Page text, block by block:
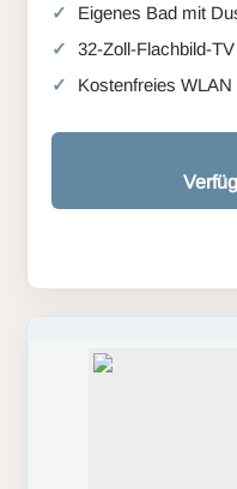
Eigenes Bad mit
32-Zoll-Flachbild-
Kostenfreies WLAN